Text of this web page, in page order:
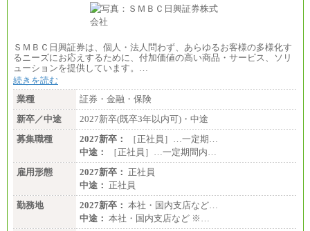
ＳＭＢＣ日興証券は、個人・法人問わず、あらゆるお客様の多様化す
るニーズにお応えするために、付加価値の高い商品・サービス、ソリ
ューションを提供しています。…
続きを読む
業種
証券・金融・保険
新卒／中途
2027新卒(既卒3年以内可)・中途
募集職種
2027新卒：
［正社員］…一定期…
中途：
［正社員］…一定期間内…
雇用形態
2027新卒： 正社員
中途： 正社員
勤務地
2027新卒： 本社・国内支店など…
中途： 本社・国内支店など ※…